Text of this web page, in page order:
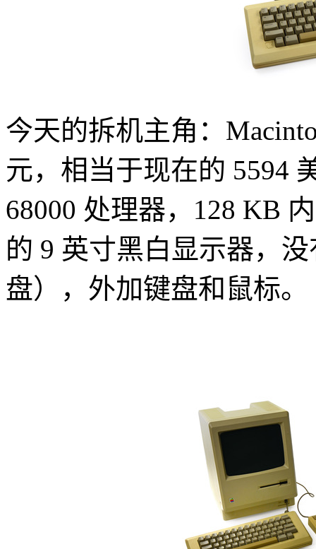
今天的拆机主角：
元，相当于现在的 5594
68000 处理器，128 KB
的 9 英寸黑白显示器，
盘），外加键盘和鼠标。